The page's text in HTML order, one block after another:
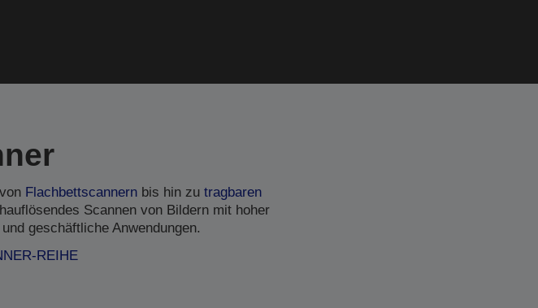
Flachbettscannern bis hin zutragbaren
Scannen von Bildern mit hoher
geschäftliche Anwendungen.
REIHE